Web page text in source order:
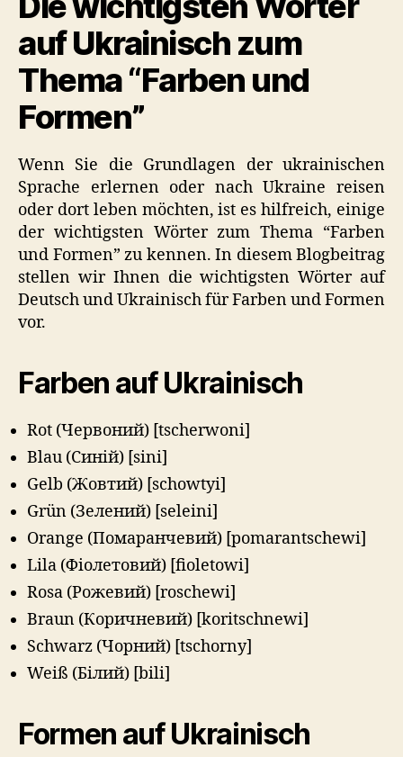
auf Ukrainisch zum
Thema “Farben und
Formen”
Wenn Sie die Grundlagen der ukrainischen
Sprache erlernen oder nach Ukraine reisen
oder dort leben möchten, ist es hilfreich, einige
der wichtigsten Wörter zum Thema “Farben
und Formen” zu kennen. In diesem Blogbeitrag
stellen wir Ihnen die wichtigsten Wörter auf
Deutsch und Ukrainisch für Farben und Formen
vor.
Farben auf Ukrainisch
Rot (Червоний) [tscherwoni]
Blau (Синій) [sini]
Gelb (Жовтий) [schowtyi]
Grün (Зелений) [seleini]
Orange (Помаранчевий) [pomarantschewi]
Lila (Фіолетовий) [fioletowi]
Rosa (Рожевий) [roschewi]
Braun (Коричневий) [koritschnewi]
Schwarz (Чорний) [tschorny]
Weiß (Білий) [bili]
Formen auf Ukrainisch